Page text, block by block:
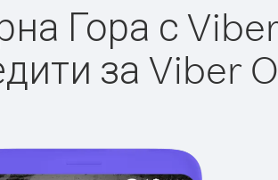
Гора с
за Viber